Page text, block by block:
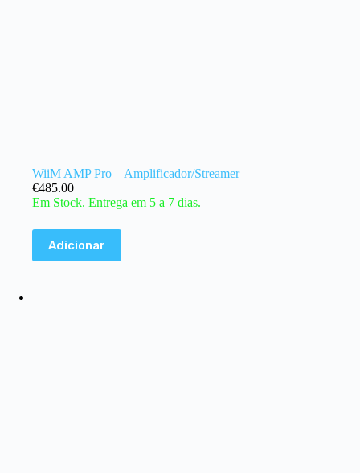
WiiM AMP Pro – Amplificador/Streamer
€485.00
Em Stock. Entrega em 5 a 7 dias.
Adicionar